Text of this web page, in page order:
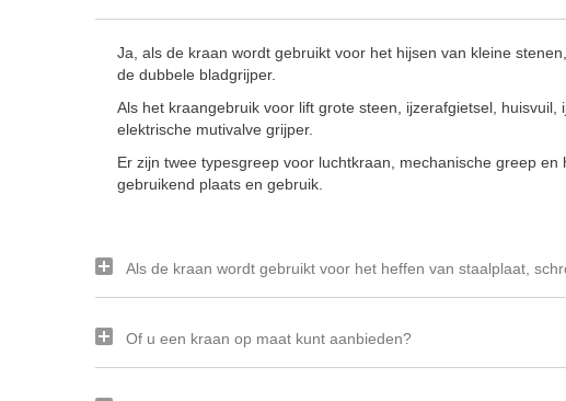
Ja, als de kraan wordt gebruikt voor het hijsen van kleine
de dubbele bladgrijper.
Als het kraangebruik voor lift grote steen, ijzerafgietsel,
elektrische mutivalve grijper.
Er zijn twee typesgreep voor luchtkraan, mechanische greep
gebruikend plaats en gebruik.
Als de kraan wordt gebruikt voor het heffen van staalplaat,
Of u een kraan op maat kunt aanbieden?